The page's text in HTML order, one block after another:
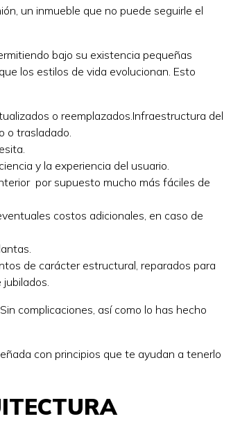
un inmueble que no puede seguirle el
bajo su existencia pequeñas
los estilos de vida evolucionan. Esto
o reemplazados.Infraestructura del
o trasladado.
y la experiencia del usuario.
por supuesto mucho más fáciles de
costos adicionales, en caso de
de carácter estructural, reparados para
complicaciones, así como lo has hecho
con principios que te ayudan a tenerlo